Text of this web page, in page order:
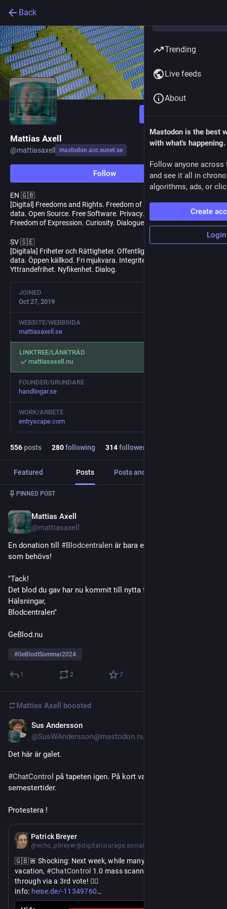
Back
Follow
Mattias Axell
@mattiasaxell mastodon.acc.sunet.se
Follow
EN 🇬🇧
[Digital] Freedoms and Rights. Freedom of Information. Open
data. Open Source. Free Software. Privacy. Freedom of the press.
Freedom of Expression. Curiosity. Dialogue.
SV 🇸🇪
[Digitala] Friheter och Rättigheter. Offentlighetsprincipen. Öppna
data. Öppen källkod. Fri mjukvara. Integritet. Tryckfrihet.
Yttrandefrihet. Nyfikenhet. Dialog.
JOINED
Oct 27, 2019
WEBSITE/WEBBSIDA
mattiasaxell.se
LINKTREE/LÄNKTRÄD
mattiasaxell.nu
FOUNDER/GRUNDARE
handlingar.se
WORK/ARBETE
entryscape.com
556posts 280following 314followers
Featured Posts Posts and replies
PINNED POST
Mattias Axell
@mattiasaxell
En donation till #Blodcentralen är bara en liten del av det blod
som behövs!
"Tack!
Det blod du gav har nu kommit till nytta för en patient.
Hälsningar,
Blodcentralen"
GeBlod.nu
#GeBlodISommar2024
1 2 7
Mattias Axell boosted
Sus Andersson
@SusWAndersson@mastodon.nu
Det här är galet.
#ChatControl på tapeten igen. På kort varsel, mitt i
semestertider.
Protestera !
Patrick Breyer
@echo_pbreyer@digitalcourage.social
🇬🇧🚨 Shocking: Next week, while many MEPs have left for
vacation, #ChatControl 1.0 mass scanning is to be sneaked
through via a 3rd vote! 🕵️‍♂️
Info: heise.de/-11349760
Stop the coup & warn your MEPs NOW:
Trending
Live feeds
About
Mastodon is the best
with what's happening.
Follow anyone across
and see it all in
algorithms, ads, or
Create
Login